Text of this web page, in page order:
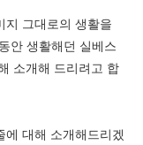
지 그대로의 생활을
안 생활해던 실베스
소개해 드리려고 합
에 대해 소개해드리겠